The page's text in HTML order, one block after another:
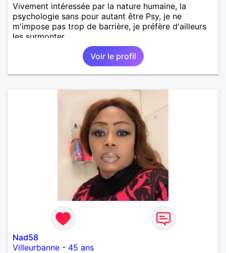
Vivement intéressée par la nature humaine, la
psychologie sans pour autant être Psy, je ne
m'impose pas trop de barrière, je préfère d'ailleurs
les surmonter.
Voir le profil
Nad58
Villeurbanne - 45 ans